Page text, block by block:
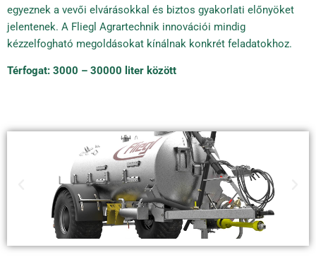
egyeznek a vevői elvárásokkal és biztos gyakorlati előnyöket
jelentenek. A Fliegl Agrartechnik innovációi mindig
kézzelfogható megoldásokat kínálnak konkrét feladatokhoz.
Térfogat: 3000 – 30000 liter között